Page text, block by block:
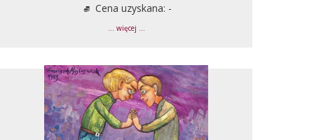
Cena uzyskana: -
... więcej ...